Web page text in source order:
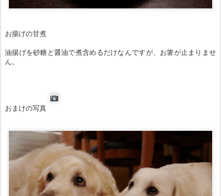
お揚げの甘煮
油揚げを砂糖と醤油で煮含めるだけなんですが、お箸が止まりませ
ん。
おまけの写真